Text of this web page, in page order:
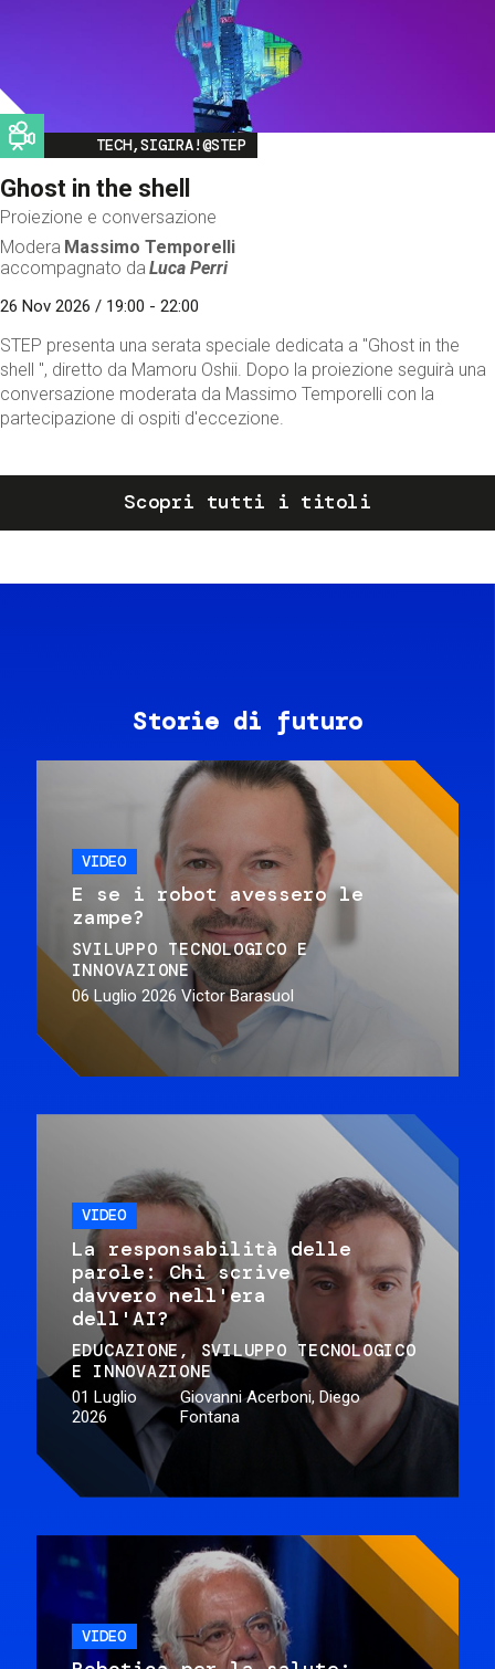
Image
TECH,SIGIRA!@STEP
Ghost in the shell
Proiezione e conversazione
Modera Massimo Temporelli
accompagnato da Luca Perri
26 Nov 2026 / 19:00 - 22:00
STEP presenta una serata speciale dedicata a "Ghost in the
shell ", diretto da Mamoru Oshii. Dopo la proiezione seguirà una
conversazione moderata da Massimo Temporelli con la
partecipazione di ospiti d'eccezione.
Scopri tutti i titoli
Storie di futuro
VIDEO
E se i robot avessero le
zampe?
SVILUPPO TECNOLOGICO E
INNOVAZIONE
06 Luglio 2026 Victor Barasuol
VIDEO
La responsabilità delle
parole: Chi scrive
davvero nell'era
dell'AI?
EDUCAZIONE
SVILUPPO TECNOLOGICO
E INNOVAZIONE
01 Luglio
2026
Giovanni Acerboni, Diego
Fontana
VIDEO